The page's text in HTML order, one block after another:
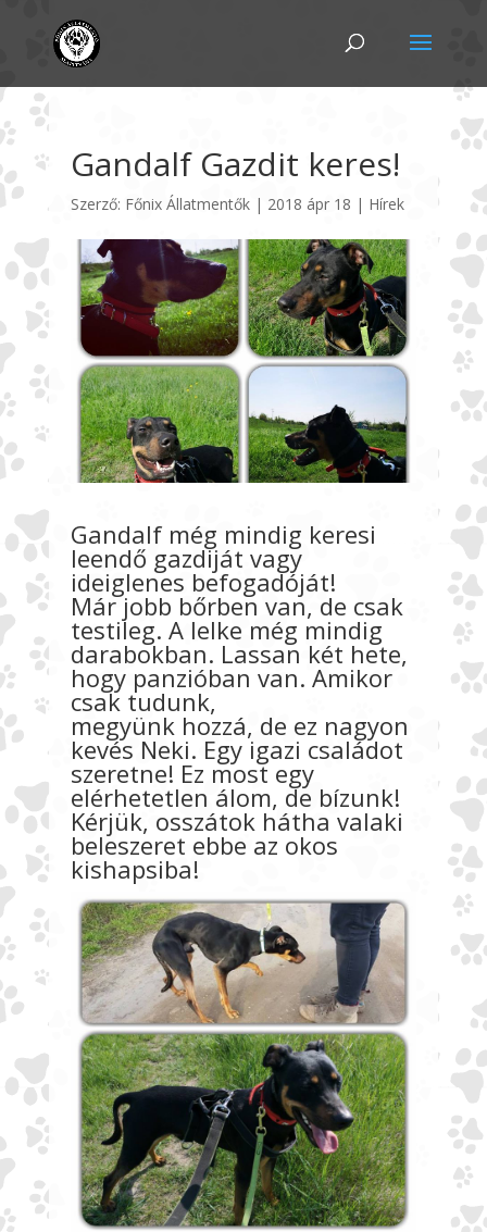
Gandalf Gazdit keres!
Szerző: Főnix Állatmentők| 2018 ápr 18 | Hírek
Gandalf még mindig keresi
leendő gazdiját vagy
ideiglenes befogadóját!
Már jobb bőrben van, de csak
testileg. A lelke még mindig
darabokban. Lassan két hete,
hogy panzióban van. Amikor
csak tudunk,
megyünk hozzá, de ez nagyon
kevés Neki. Egy igazi családot
szeretne! Ez most egy
elérhetetlen álom, de bízunk!
Kérjük, osszátok hátha valaki
beleszeret ebbe az okos
kishapsiba!